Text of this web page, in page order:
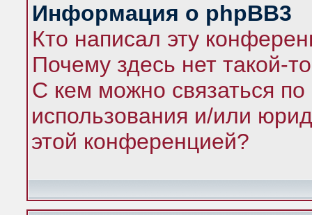
Информация о phpBB3
Кто написал эту
Почему здесь нет такой-
С кем можно связаться по
использования и/или
этой конференцией?